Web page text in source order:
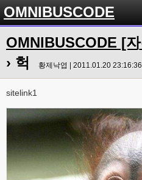
OMNIBUSCODE
OMNIBUSCODE [
› 헉
황제낙엽 | 2011.01.20 23:16:36
sitelink1